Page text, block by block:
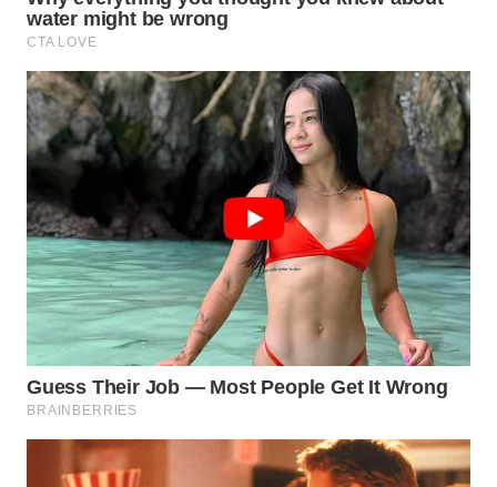
Network
LISTRIK
MASYARAKAT
KELISTRIKAN
WALINKI
ID
MAWAKA
ID
MARTABAT
NET
PLN